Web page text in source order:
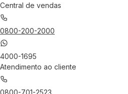
Central de vendas
0800-200-2000
4000-1695
Atendimento ao cliente
0800-701-2523